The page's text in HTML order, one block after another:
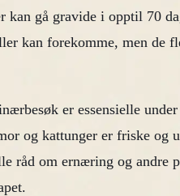
kan gå gravide i opptil 70
kan forekomme, men de
er essensielle
og kattunger er friske og
råd om ernæring og andre